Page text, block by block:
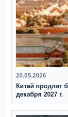
20.05.2026
Китай продлит
декабря 2027 г.